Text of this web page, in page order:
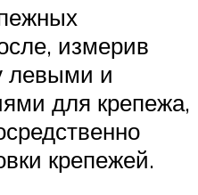
измерив
левыми и
для крепежа,
крепежей.